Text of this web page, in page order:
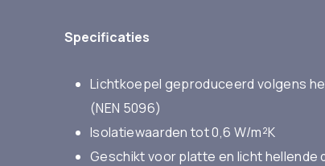
Specificaties
Lichtkoepel geproduceerd volgens
(NEN 5096)
Isolatiewaarden tot 0,6 W/m²K
Geschikt voor platte en licht hellende